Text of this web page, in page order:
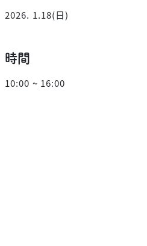
2026. 1.18(日)
時間
10:00 ~ 16:00